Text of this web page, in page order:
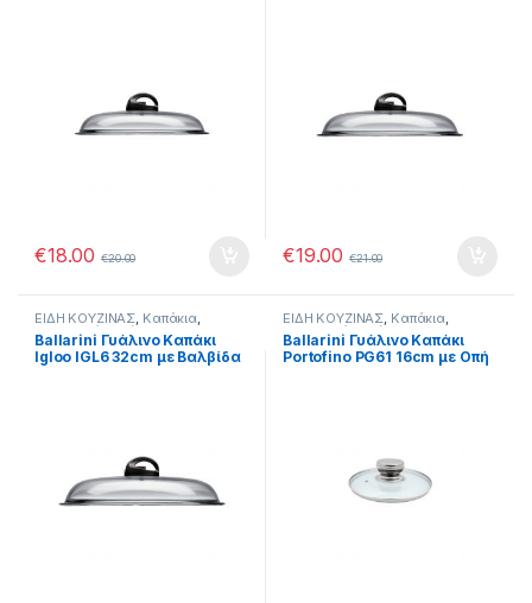
€18.00 €20.00 €19.00 €21.00
ΕΙΔΗ ΚΟΥΖΙΝΑΣ, Καπάκια,
Μαγειρικά Σκεύη
Ballarini Γυάλινο Καπάκι
Igloo IGL6 32cm με Βαλβίδα
ΕΙΔΗ ΚΟΥΖΙΝΑΣ, Καπάκια,
Μαγειρικά Σκεύη
Ballarini Γυάλινο Καπάκι
Portofino PG61 16cm με Οπή